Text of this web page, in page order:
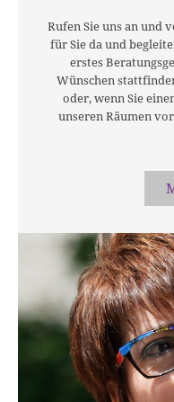
Rufen Sie uns an und
für Sie da und
erstes
Wünschen
oder, wenn Sie
unseren Räumen